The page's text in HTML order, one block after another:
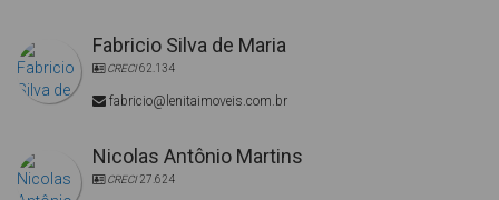
Fabricio Silva de Maria
CRECI62.134
fabricio@lenitaimoveis.com.br
Nicolas Antônio Martins
CRECI27.624